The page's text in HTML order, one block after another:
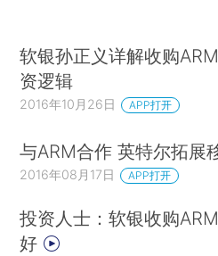
软银孙正义详解收购
资逻辑
2016年10月26日 APP打开
与ARM合作 英特尔拓展
2016年08月17日 APP打开
投资人士：软银收购
好